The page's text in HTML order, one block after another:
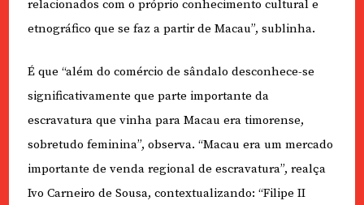
relacionados com o próprio conhecimento cultural e
etnográfico que se faz a partir de Macau”, sublinha.
É que “além do comércio de sândalo desconhece-se
significativamente que parte importante da
escravatura que vinha para Macau era timorense,
sobretudo feminina”, observa. “Macau era um mercado
importante de venda regional de escravatura”, realça
Ivo Carneiro de Sousa, contextualizando: “Filipe II